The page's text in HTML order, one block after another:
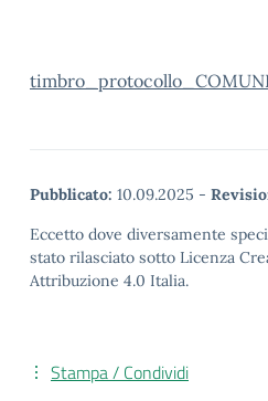
Pubblicato: 10.09.2025 -
Eccetto dove diversamente
stato rilasciato sotto Licenza
Attribuzione 4.0 Italia.
Stampa / Condividi